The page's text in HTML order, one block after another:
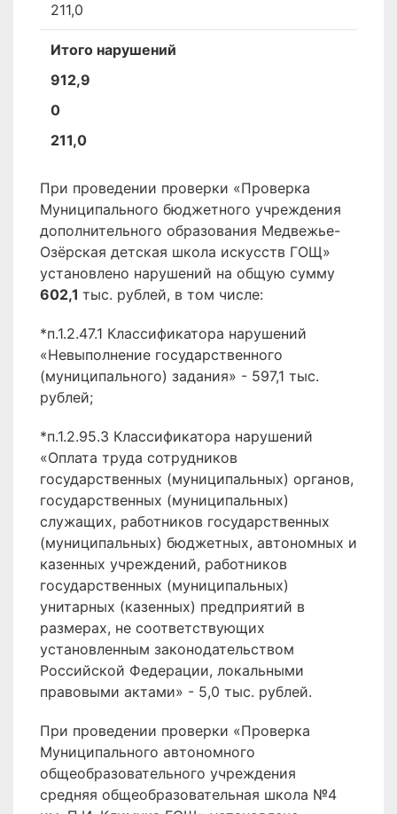
211,0
Итого нарушений
912,9
0
211,0
При проведении проверки «Проверка
Муниципального бюджетного учреждения
дополнительного образования Медвежье-
Озёрская детская школа искусств ГОЩ»
установлено нарушений на общую сумму
602,1 тыс. рублей, в том числе:
*п.1.2.47.1 Классификатора нарушений
«Невыполнение государственного
(муниципального) задания» - 597,1 тыс.
рублей;
*п.1.2.95.3 Классификатора нарушений
«Оплата труда сотрудников
государственных (муниципальных) органов,
государственных (муниципальных)
служащих, работников государственных
(муниципальных) бюджетных, автономных и
казенных учреждений, работников
государственных (муниципальных)
унитарных (казенных) предприятий в
размерах, не соответствующих
установленным законодательством
Российской Федерации, локальными
правовыми актами» - 5,0 тыс. рублей.
При проведении проверки «Проверка
Муниципального автономного
общеобразовательного учреждения
средняя общеобразовательная школа №4